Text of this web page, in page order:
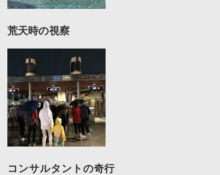
荒天時の視察
コンサルタントの奇行